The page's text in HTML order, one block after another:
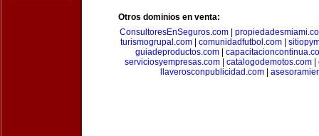
Otros dominios en venta:
ConsultoresEnSeguros.com
turismogrupal.com| comunidadfutbol.com|
guiadeproductos.com|
serviciosyempresas.com
catalogodemotos.com
llaverosconpublicidad.com|